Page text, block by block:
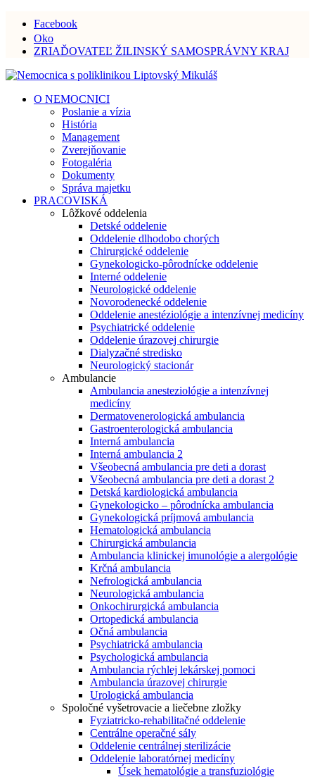
Facebook
Oko
ZRIAĎOVATEĽ ŽILINSKÝ SAMOSPRÁVNY KRAJ
O NEMOCNICI
Poslanie a vízia
História
Management
Zverejňovanie
Fotogaléria
Dokumenty
Správa majetku
PRACOVISKÁ
Lôžkové oddelenia
Detské oddelenie
Oddelenie dlhodobo chorých
Chirurgické oddelenie
Gynekologicko-pôrodnícke oddelenie
Interné oddelenie
Neurologické oddelenie
Novorodenecké oddelenie
Oddelenie anestéziológie a intenzívnej medicíny
Psychiatrické oddelenie
Oddelenie úrazovej chirurgie
Dialyzačné stredisko
Neurologický stacionár
Ambulancie
Ambulancia anesteziológie a intenzívnej
medicíny
Dermatovenerologická ambulancia
Gastroenterologická ambulancia
Interná ambulancia
Interná ambulancia 2
Všeobecná ambulancia pre deti a dorast
Všeobecná ambulancia pre deti a dorast 2
Detská kardiologická ambulancia
Gynekologicko – pôrodnícka ambulancia
Gynekologická príjmová ambulancia
Hematologická ambulancia
Chirurgická ambulancia
Ambulancia klinickej imunológie a alergológie
Krčná ambulancia
Nefrologická ambulancia
Neurologická ambulancia
Onkochirurgická ambulancia
Ortopedická ambulancia
Očná ambulancia
Psychiatrická ambulancia
Psychologická ambulancia
Ambulancia rýchlej lekárskej pomoci
Ambulancia úrazovej chirurgie
Urologická ambulancia
Spoločné vyšetrovacie a liečebne zložky
Fyziatricko-rehabilitačné oddelenie
Centrálne operačné sály
Oddelenie centrálnej sterilizácie
Oddelenie laboratórnej medicíny
Úsek hematológie a transfuziológie